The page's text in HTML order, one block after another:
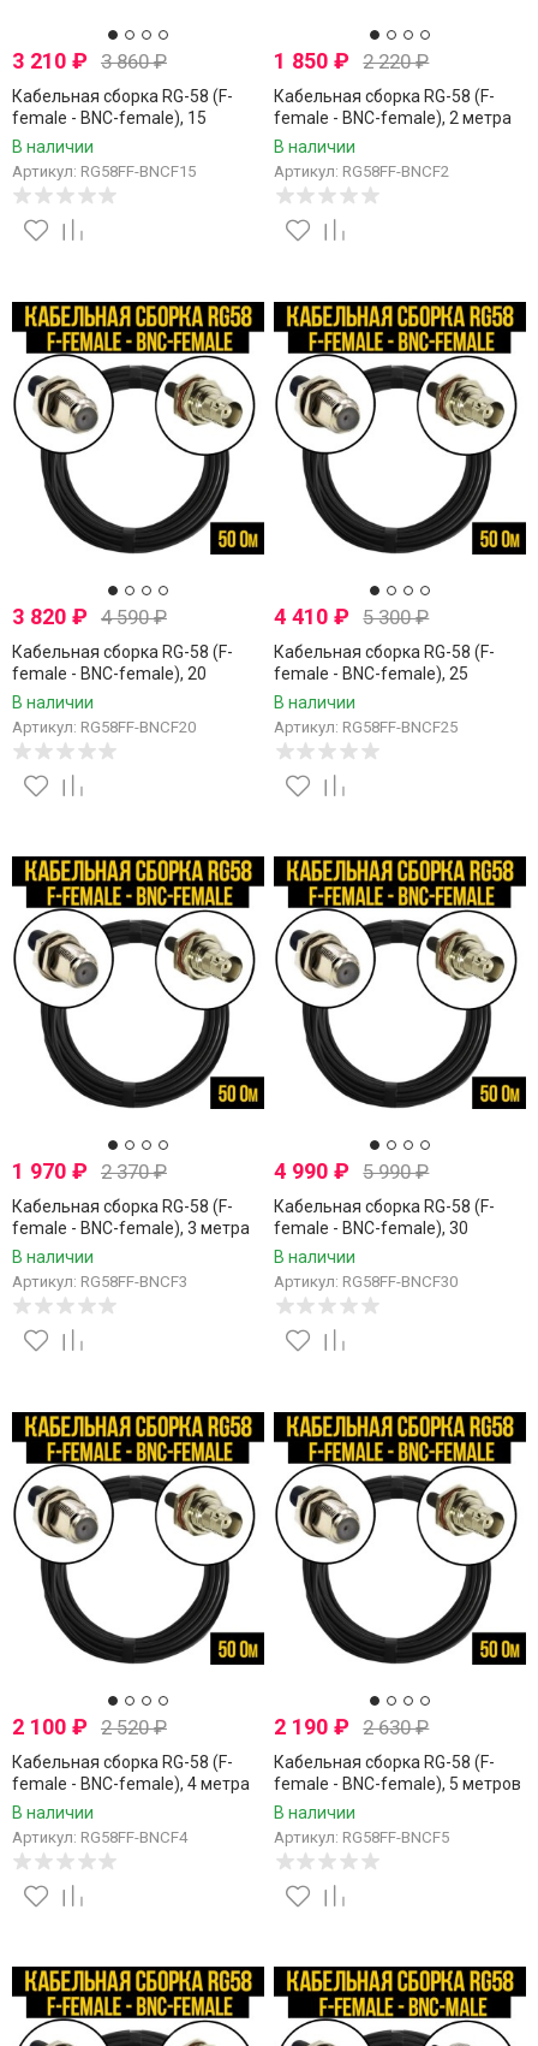
3 210 ₽ 3 860₽
Кабельная сборка RG-58 (F-
female - BNC-female), 15
метров
В наличии
Артикул: RG58FF-BNCF15
1 850₽ 2 220₽
Кабельная сборка RG-58 (F-
female - BNC-female), 2 метра
В наличии
Артикул: RG58FF-BNCF2
3 820 ₽ 4 590₽
Кабельная сборка RG-58 (F-
female - BNC-female), 20
метров
В наличии
Артикул: RG58FF-BNCF20
4 410₽ 5 300₽
Кабельная сборка RG-58 (F-
female - BNC-female), 25
метров
В наличии
Артикул: RG58FF-BNCF25
1 970 ₽ 2 370₽
Кабельная сборка RG-58 (F-
female - BNC-female), 3 метра
В наличии
Артикул: RG58FF-BNCF3
4 990₽ 5 990₽
Кабельная сборка RG-58 (F-
female - BNC-female), 30
метров
В наличии
Артикул: RG58FF-BNCF30
2 100 ₽ 2 520₽
Кабельная сборка RG-58 (F-
female - BNC-female), 4 метра
В наличии
Артикул: RG58FF-BNCF4
2 190₽ 2 630₽
Кабельная сборка RG-58 (F-
female - BNC-female), 5 метров
В наличии
Артикул: RG58FF-BNCF5